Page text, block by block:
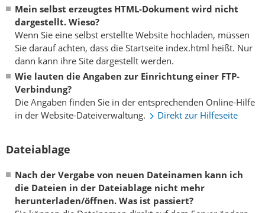
Mein selbst erzeugtes HTML-Dokument wird nicht
dargestellt. Wieso?
Wenn Sie eine selbst erstellte Website hochladen, müssen
Sie darauf achten, dass die Startseite index.html heißt. Nur
dann kann ihre Site dargestellt werden.
Wie lauten die Angaben zur Einrichtung einer FTP-
Verbindung?
Die Angaben finden Sie in der entsprechenden Online-Hilfe
in der Website-Dateiverwaltung.
Direkt zur Hilfeseite
Dateiablage
Nach der Vergabe von neuen Dateinamen kann ich
die Dateien in der Dateiablage nicht mehr
herunterladen/öffnen. Was ist passiert?